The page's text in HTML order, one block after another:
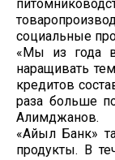
социальные
«Мы из года
наращивать
кредитов
раза больше
Алимджанов.
«Айыл Банк»
продукты. В